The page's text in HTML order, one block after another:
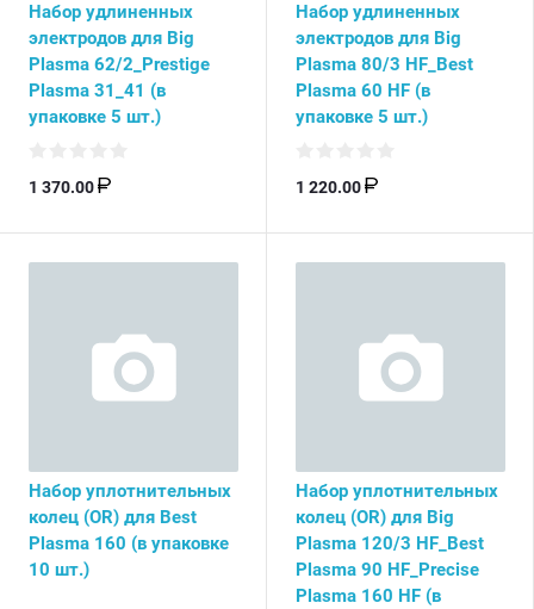
Набор удлиненных
электродов для Big
Plasma 62/2_Prestige
Plasma 31_41 (в
упаковке 5 шт.)
1 370.00
Набор удлиненных
электродов для Big
Plasma 80/3 HF_Best
Plasma 60 HF (в
упаковке 5 шт.)
1 220.00
Набор уплотнительных
колец (OR) для Best
Plasma 160 (в упаковке
10 шт.)
Набор уплотнительных
колец (OR) для Big
Plasma 120/3 HF_Best
Plasma 90 HF_Precise
Plasma 160 HF (в